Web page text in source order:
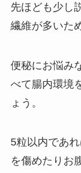
先ほども少し
繊維が多いた
便秘にお悩み
べて腸内環境
ょう。
5粒以内であ
を傷めたりお